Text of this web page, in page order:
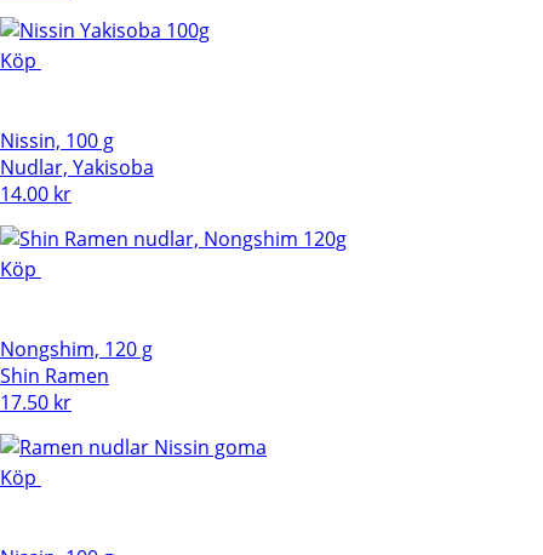
Köp
Nissin, 100 g
Nudlar, Yakisoba
14.00 kr
Köp
Nongshim, 120 g
Shin Ramen
17.50 kr
Köp